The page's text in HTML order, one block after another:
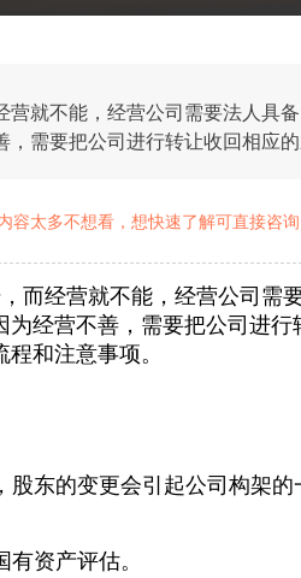
就不能，经营公司需要法人具
需要把公司进行转让收回相应
容太多不想看，想快速了解可直接咨
而经营就不能，经营公司需
经营不善，需要把公司进行
和注意事项。
东的变更会引起公司构架的
资产评估。